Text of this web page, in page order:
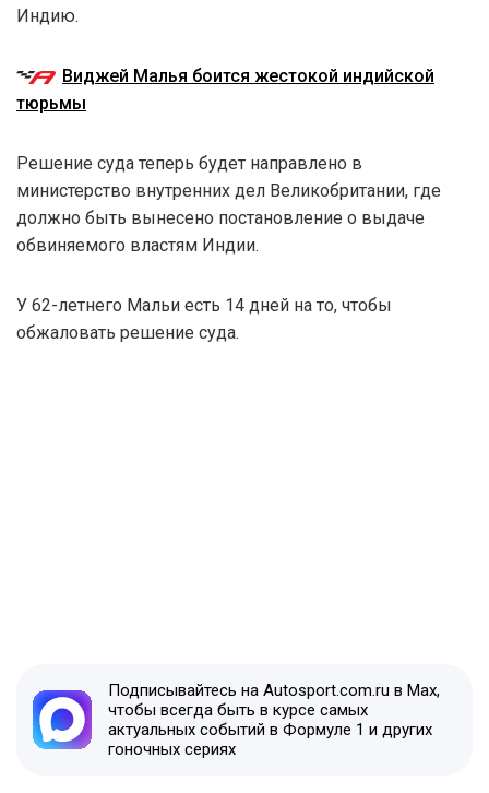
Индию.
Виджей Малья боится жестокой индийской
тюрьмы
Решение суда теперь будет направлено в
министерство внутренних дел Великобритании, где
должно быть вынесено постановление о выдаче
обвиняемого властям Индии.
У 62-летнего Мальи есть 14 дней на то, чтобы
обжаловать решение суда.
Подписывайтесь на Autosport.com.ru в Max,
чтобы всегда быть в курсе самых
актуальных событий в Формуле 1 и других
гоночных сериях